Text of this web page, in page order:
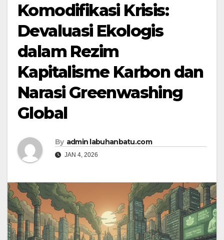
Komodifikasi Krisis:
Devaluasi Ekologis
dalam Rezim
Kapitalisme Karbon dan
Narasi Greenwashing
Global
By admin labuhanbatu.com
JAN 4, 2026